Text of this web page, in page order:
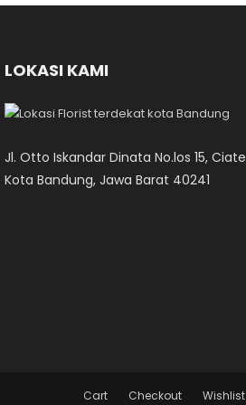
LOKASI KAMI
Jl. Otto Iskandar Dinata No.los 15,
Kota Bandung, Jawa Barat 40241
Cart Checkout Wishlist